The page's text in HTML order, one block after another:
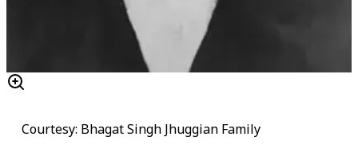
Courtesy: Bhagat Singh Jhuggian Family